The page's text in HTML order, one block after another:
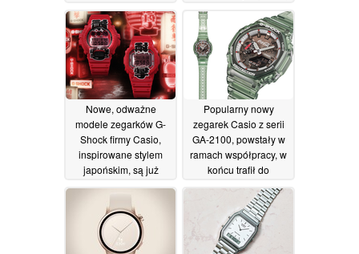
typu MIP i optycznym
czujnikiem tętna
18/06/2026
wersjach
kolorystycznych
18/06/2026
Nowe, odważne
modele zegarków G-
Shock firmy Casio,
inspirowane stylem
japońskim, są już
Zjednoczonych
17/06/2026
Popularny nowy
zegarek Casio z serii
GA-2100, powstały w
ramach współpracy, w
końcu trafił do
Zjednoczonych
17/06/2026